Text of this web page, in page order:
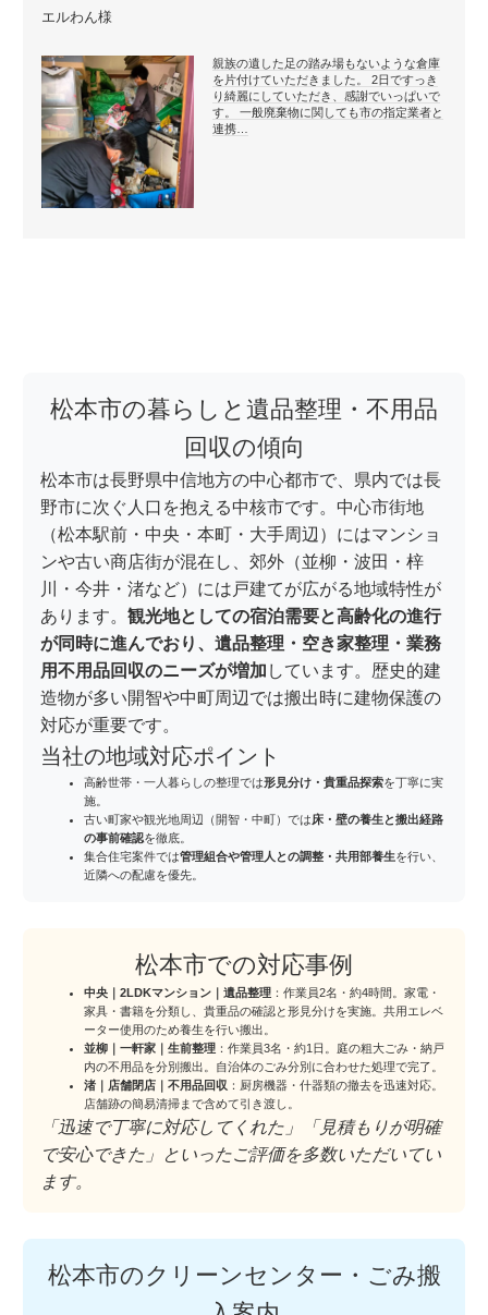
エルわん様
親族の遺した足の踏み場もないような倉庫
を片付けていただきました。 2日ですっき
り綺麗にしていただき、感謝でいっぱいで
す。 一般廃棄物に関しても市の指定業者と
連携…
松本市の暮らしと遺品整理・不用品
回収の傾向
松本市は長野県中信地方の中心都市で、県内では長
野市に次ぐ人口を抱える中核市です。中心市街地
（松本駅前・中央・本町・大手周辺）にはマンショ
ンや古い商店街が混在し、郊外（並柳・波田・梓
川・今井・渚など）には戸建てが広がる地域特性が
あります。 観光地としての宿泊需要と高齢化の進行
が同時に進んでおり、遺品整理・空き家整理・業務
用不用品回収のニーズが増加 しています。歴史的建
造物が多い開智や中町周辺では搬出時に建物保護の
対応が重要です。
当社の地域対応ポイント
高齢世帯・一人暮らしの整理では形見分け・貴重品探索を丁寧に実
施。
古い町家や観光地周辺（開智・中町）では床・壁の養生と搬出経路
の事前確認を徹底。
集合住宅案件では管理組合や管理人との調整・共用部養生を行い、
近隣への配慮を優先。
松本市での対応事例
中央｜2LDKマンション｜遺品整理 ：作業員2名・約4時間。家電・
家具・書籍を分類し、貴重品の確認と形見分けを実施。共用エレベ
ーター使用のため養生を行い搬出。
並柳｜一軒家｜生前整理 ：作業員3名・約1日。庭の粗大ごみ・納戸
内の不用品を分別搬出。自治体のごみ分別に合わせた処理で完了。
渚｜店舗閉店｜不用品回収 ：厨房機器・什器類の撤去を迅速対応。
店舗跡の簡易清掃まで含めて引き渡し。
「迅速で丁寧に対応してくれた」「見積もりが明確
で安心できた」といったご評価を多数いただいてい
ます。
松本市のクリーンセンター・ごみ搬